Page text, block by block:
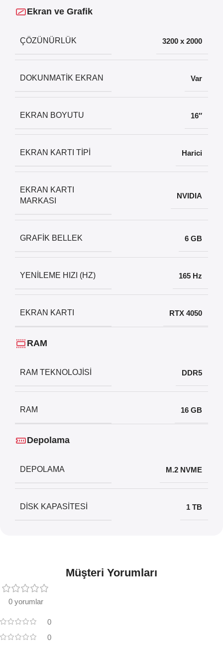
Ekran ve Grafik
ÇÖZÜNÜRLÜK 3200 x 2000
DOKUNMATIK EKRAN Var
EKRAN BOYUTU 16″
EKRAN KARTI TIPI Harici
EKRAN KARTI
MARKASI
NVIDIA
GRAFIK BELLEK 6 GB
YENILEME HIZI (HZ) 165 Hz
EKRAN KARTI RTX 4050
RAM
RAM TEKNOLOJISI DDR5
RAM 16 GB
Depolama
DEPOLAMA M.2 NVME
DISK KAPASITESI 1 TB
Müşteri Yorumları
0 yorumlar
0
0